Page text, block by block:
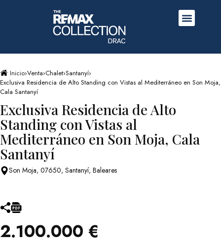
Inicio›Venta›Chalet›Santanyí›
Exclusiva Residencia de Alto Standing con Vistas al Mediterráneo en Son Moja,
Cala Santanyí
Exclusiva Residencia de Alto
Standing con Vistas al
Mediterráneo en Son Moja, Cala
Santanyí
Son Moja, 07650, Santanyí, Baleares
2.100.000 €